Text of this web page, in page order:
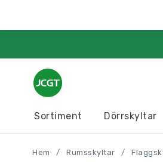
Sortiment
Informationstavlor
Dörrskyltar
Hem / Rumsskyltar /